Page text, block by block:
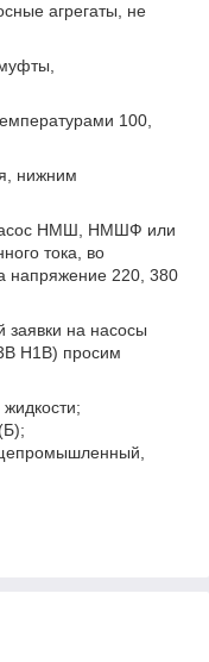
агрегаты, не
100,
нижним
НМШ, НМШФ или
тока, во
напряжение 220, 380
заявки на насосы
Н1В) просим